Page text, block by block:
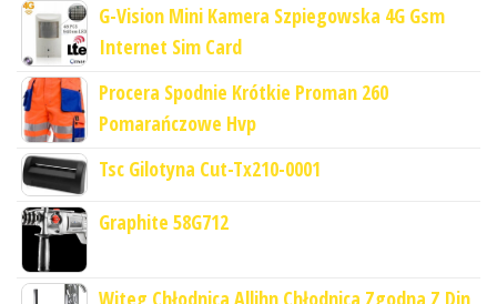
G-Vision Mini Kamera Szpiegowska 4G Gsm
Internet Sim Card
Procera Spodnie Krótkie Proman 260
Pomarańczowe Hvp
Tsc Gilotyna Cut-Tx210-0001
Graphite 58G712
Witeg Chłodnica Allihn Chłodnica Zgodna Z Din